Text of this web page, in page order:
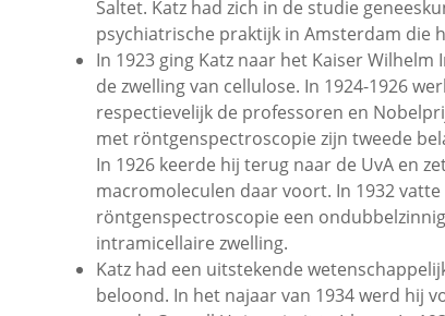
Saltet. Katz had zich in de studie
psychiatrische praktijk in Amsterdam die
In 1923 ging Katz naar het Kaiser
de zwelling van cellulose. In 1924-1926
respectievelijk de professoren en
met röntgenspectroscopie zijn tweede
In 1926 keerde hij terug naar de UvA en
macromoleculen daar voort. In 1932
röntgenspectroscopie een
intramicellaire zwelling.
Katz had een uitstekende
beloond. In het najaar van 1934 werd hij